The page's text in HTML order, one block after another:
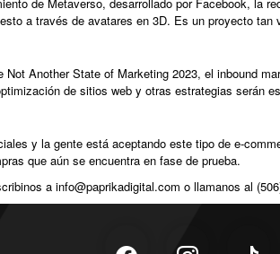
de Metaverso, desarrollado por Facebook,
a través de avatares en 3D. Es un proyecto
Another State of Marketing 2023, el inbound
de sitios web y otras estrategias serán
y la gente está aceptando este tipo de e-
que aún se encuentra en fase de prueba.
a info@paprikadigital.com o llamanos al